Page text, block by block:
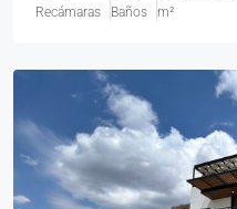
Recámaras Baños m²